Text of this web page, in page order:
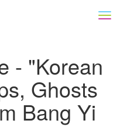
- "Korean
Ghosts
Bang Yi